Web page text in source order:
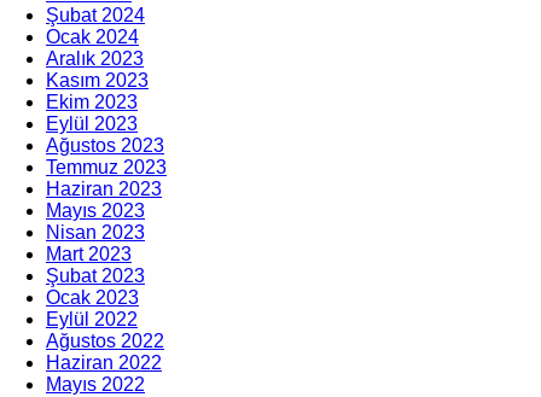
Şubat 2024
Ocak 2024
Aralık 2023
Kasım 2023
Ekim 2023
Eylül 2023
Ağustos 2023
Temmuz 2023
Haziran 2023
Mayıs 2023
Nisan 2023
Mart 2023
Şubat 2023
Ocak 2023
Eylül 2022
Ağustos 2022
Haziran 2022
Mayıs 2022